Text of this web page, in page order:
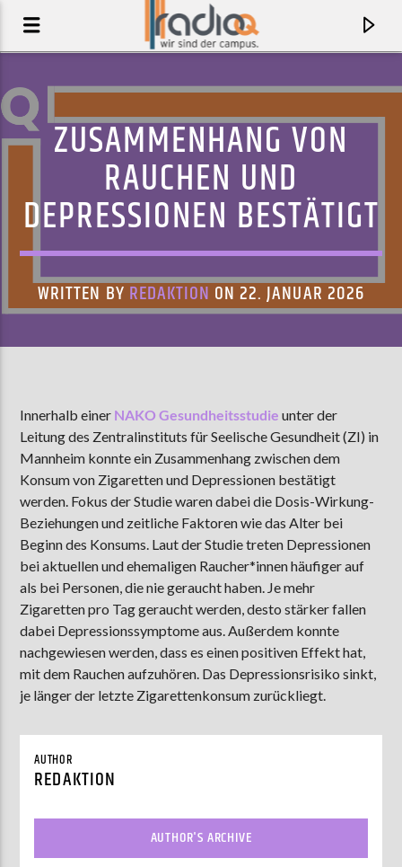
AKTUELLE SENDUNG
MOEBIUS
00:00 18:00
ZU HÖREN INMünster90,9 MHzSteinfurt103,9 MHz
ZUSAMMENHANG VON
RAUCHEN UND
DEPRESSIONEN BESTÄTIGT
WRITTEN BY REDAKTION ON 22. JANUAR 2026
Innerhalb einer NAKO Gesundheitsstudie unter der
Leitung des Zentralinstituts für Seelische Gesundheit (ZI) in
Mannheim konnte ein Zusammenhang zwischen dem
Konsum von Zigaretten und Depressionen bestätigt
werden. Fokus der Studie waren dabei die Dosis-Wirkung-
Beziehungen und zeitliche Faktoren wie das Alter bei
Beginn des Konsums. Laut der Studie treten Depressionen
bei aktuellen und ehemaligen Raucher*innen häufiger auf
als bei Personen, die nie geraucht haben. Je mehr
Zigaretten pro Tag geraucht werden, desto stärker fallen
dabei Depressionssymptome aus. Außerdem konnte
nachgewiesen werden, dass es einen positiven Effekt hat,
mit dem Rauchen aufzuhören. Das Depressionsrisiko sinkt,
je länger der letzte Zigarettenkonsum zurückliegt.
AUTHOR
REDAKTION
AUTHOR'S ARCHIVE